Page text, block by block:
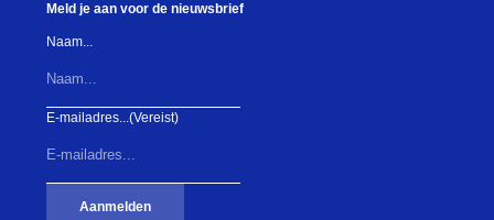
Meld je aan voor de nieuwsbrief
Naam...
E-mailadres...(Vereist)
Aanmelden